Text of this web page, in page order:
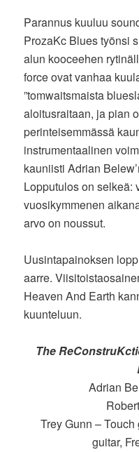
Parannus kuuluu
ProzaKc Blues työnsi
alun kooceehen
force ovat vanhaa
”tomwaitsmaista
aloitusraitaan, ja pian
perinteisemmässä
instrumentaalinen
kauniisti Adrian
Lopputulos on selkeä:
vuosikymmenen
arvo on noussut.
Uusintapainoksen
aarre.
Heaven And Earth
kuunteluun.
The
Adrian
Trey Gunn –
guitar,